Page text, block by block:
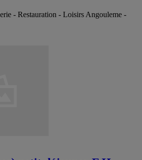
- Restauration - Loisirs Angouleme -